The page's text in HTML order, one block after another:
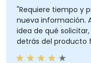
"Requiere tiempo y
nueva información.
idea de qué
detrás del producto